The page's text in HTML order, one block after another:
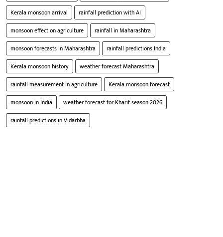
Kerala monsoon arrival
rainfall prediction with AI
monsoon effect on agriculture
rainfall in Maharashtra
monsoon forecasts in Maharashtra
rainfall predictions India
Kerala monsoon history
weather forecast Maharashtra
rainfall measurement in agriculture
Kerala monsoon forecast
monsoon in India
weather forecast for Kharif season 2026
rainfall predictions in Vidarbha